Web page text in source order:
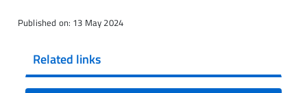
Published on: 13 May 2024
Related links